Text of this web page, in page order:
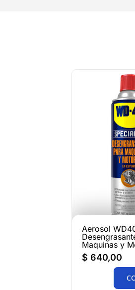
Aerosol
Maquinas y
$ 640,00